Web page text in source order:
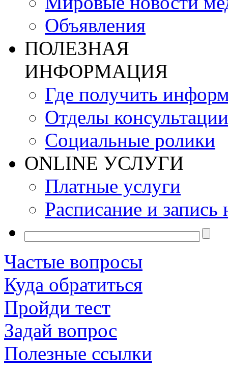
Объявления
ПОЛЕЗНАЯ
ИНФОРМАЦИЯ
Где получить
Отделы консультации
Социальные ролики
ONLINE УСЛУГИ
Платные услуги
Расписание и запись
Частые вопросы
Куда обратиться
Пройди тест
Задай вопрос
Полезные ссылки